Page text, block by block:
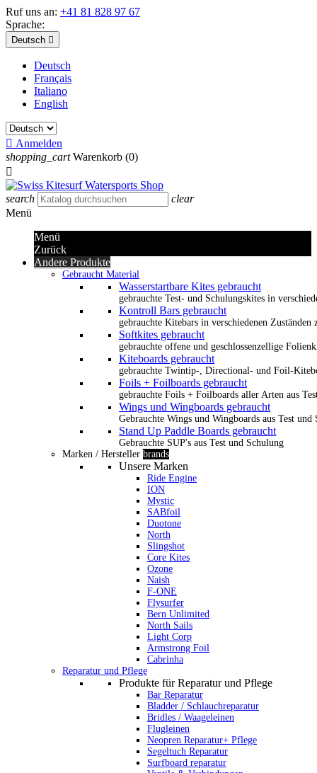
Ruf uns an: +41 81 828 97 67
Sprache:
Deutsch 
Deutsch
Français
Italiano
English
 Anmelden
shopping_cart Warenkorb (0)

search
clear
Menü
Menü
Zurück
Andere Produkte
Gebraucht Material
Wasserstartbare Kites gebraucht
gebrauchte Test- und Schulungskites in
Kontroll Bars gebraucht
gebrauchte Kitebars in verschiedenen Zuständen
Softkites gebraucht
gebrauchte offene und geschlossenzellige
Kiteboards gebraucht
gebrauchte Twintip-, Directional- und Foil-
Foils + Foilboards gebraucht
gebrauchte Foils + Foilboards aller Arten aus
Wings und Wingboards gebraucht
Gebrauchte Wings und Wingboards aus Test und
Stand Up Paddle Boards gebraucht
Gebrauchte SUP's aus Test und Schulung
Marken / Hersteller brands
Unsere Marken
Ride Engine
ION
Mystic
SABfoil
Duotone
North
Slingshot
Core Kites
Ozone
Naish
F-ONE
Flysurfer
Bern Unlimited
North Sails
Light Corp
Armstrong Foil
Cabrinha
Reparatur und Pflege
Produkte für Reparatur und Pflege
Bar Reparatur
Bladder / Schlauchreparatur
Bridles / Waageleinen
Flugleinen
Neopren Reparatur+ Pflege
Segeltuch Reparatur
Surfboard reparatur